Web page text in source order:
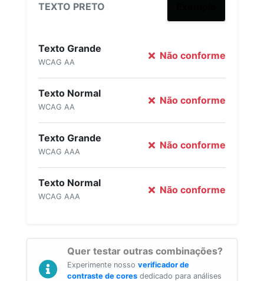
TEXTO PRETO
Texto Grande
WCAG AA
Não conforme
Texto Normal
WCAG AA
Não conforme
Texto Grande
WCAG AAA
Não conforme
Texto Normal
WCAG AAA
Não conforme
Quer testar outras combinações?
Experimente nosso verificador de
contraste de cores dedicado para análises